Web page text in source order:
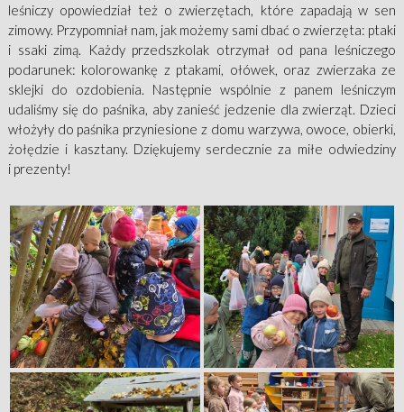
leśniczy opowiedział też o zwierzętach, które zapadają w sen
zimowy. Przypomniał nam, jak możemy sami dbać o zwierzęta: ptaki
i ssaki zimą. Każdy przedszkolak otrzymał od pana leśniczego
podarunek: kolorowankę z ptakami, ołówek, oraz zwierzaka ze
sklejki do ozdobienia. Następnie wspólnie z panem leśniczym
udaliśmy się do paśnika, aby zanieść jedzenie dla zwierząt. Dzieci
włożyły do paśnika przyniesione z domu warzywa, owoce, obierki,
żołędzie i kasztany. Dziękujemy serdecznie za miłe odwiedziny
i prezenty!